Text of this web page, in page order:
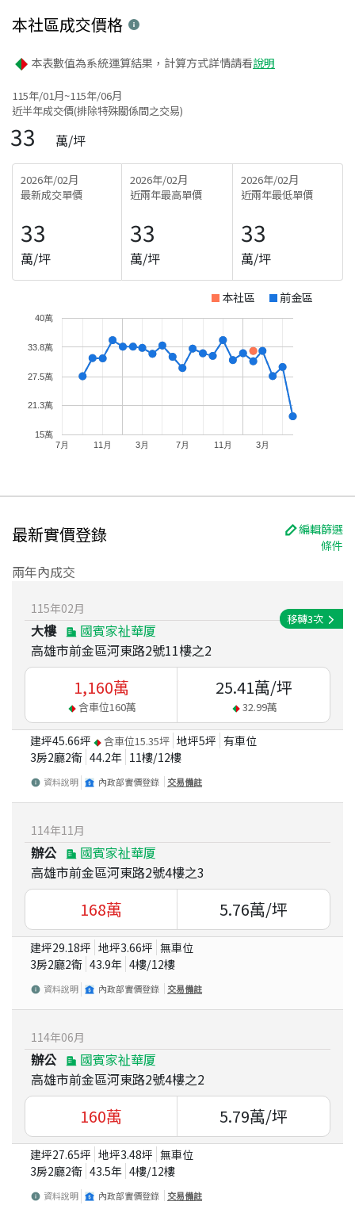
本社區成交價格
本表數值為系統運算結果，計算方式詳情請看說明
115年/01月~115年/06月
近半年成交價(排除特殊關係間之交易)
33 萬/坪
2026年/02月
最新成交單價
33
萬/坪
2026年/02月
近兩年最高單價
33
萬/坪
2026年/02月
近兩年最低單價
33
萬/坪
本社區 前金區
7月 11月 3月 7月 11月 3月
15萬
21.3萬
27.5萬
33.8萬
40萬
最新實價登錄
編輯篩選
條件
兩年內成交
115年02月
大樓
國賓家祉華厦
高雄市前金區河東路2號11樓之2
移轉3次
1,160萬
含車位160萬
25.41萬/坪
32.99萬
建坪45.66坪 含車位15.35坪 地坪5坪 有車位
3房2廳2衛 44.2年 11樓/12樓
資料說明 內政部實價登錄 交易備註
114年11月
辦公
國賓家祉華厦
高雄市前金區河東路2號4樓之3
168萬 5.76萬/坪
建坪29.18坪 地坪3.66坪 無車位
3房2廳2衛 43.9年 4樓/12樓
資料說明 內政部實價登錄 交易備註
114年06月
辦公
國賓家祉華厦
高雄市前金區河東路2號4樓之2
160萬 5.79萬/坪
建坪27.65坪 地坪3.48坪 無車位
3房2廳2衛 43.5年 4樓/12樓
資料說明 內政部實價登錄 交易備註